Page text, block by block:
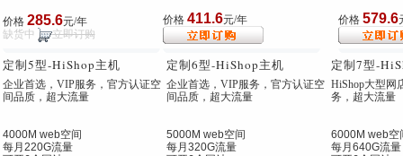
价格 285.6元/年
缺货中
立即订购
价格 411.6元/年 价格 579.6
定制5型-HiShop主机
企业首选，VIP服务，官方认证空
间品质，超大流量
4000M web空间
每月220G流量
定制6型-HiShop主机
企业首选，VIP服务，官方认证空
间品质，超大流量
5000M web空间
每月320G流量
定制7型-
HiShop大型网
务，超大流量
6000M web空
每月640G流量